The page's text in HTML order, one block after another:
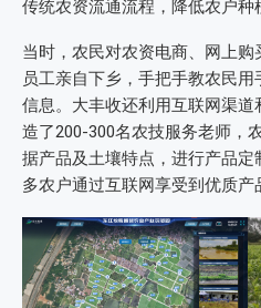
传统农资流通流程，降低农户种
当时，农民对农资电商、网上
员工亲自下乡，手把手教农民
信息。大丰收还利用互联网渠
造了200-300名农技服务老师，
据产品及土壤特点，进行产品
多农户通过互联网享受到优质产